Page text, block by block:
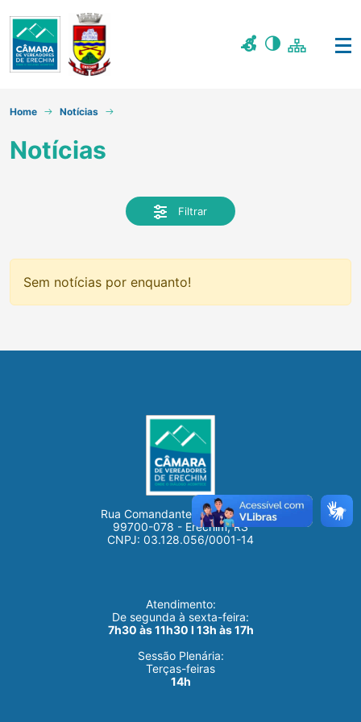
Home Notícias
Notícias
Filtrar
Sem notícias por enquanto!
Rua Comandante Salomoni, 21
99700-078 - Erechim, RS
CNPJ: 03.128.056/0001-14
Atendimento:
De segunda à sexta-feira:
7h30 às 11h30 I 13h às 17h
Sessão Plenária:
Terças-feiras
14h